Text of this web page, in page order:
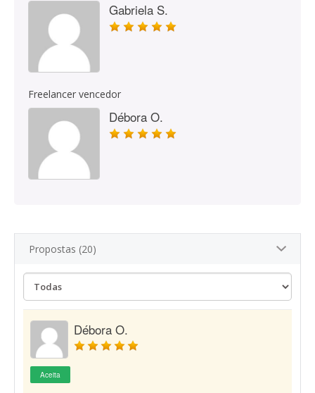
Gabriela S.
Freelancer vencedor
Débora O.
Propostas (20)
Débora O.
Aceita